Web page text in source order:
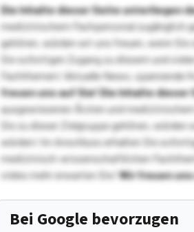
Die Inhalte dieser Seite unterliegen
medizinischem Fachpersonal zugänglich
gehören, würden wir uns freuen, wenn
Sie sofortigen Zugang zu diesem und
Fachthemen! Aktuelle News, spannende
freuen uns auf Sie!Die Inhalte
ausgewiesenen Ärzten und
Sie zu dieser Zielgruppe gehören,
würden! Im Anschluss erhalten Sie
medizinisch-wissenschaftlichen
vieles mehr erwarten Sie!Wir freuen
Bei Google bevorzugen